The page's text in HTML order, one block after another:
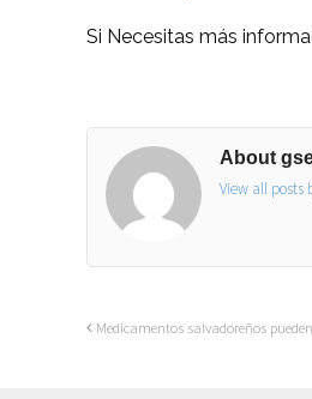
Si Necesitas más
About
View all posts
Medicamentos salvadoreños